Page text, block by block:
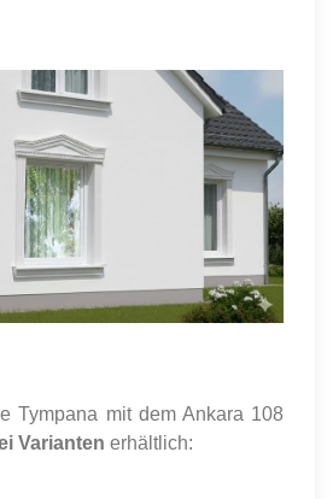
Tympana mit dem Ankara 108
Varianten erhältlich: